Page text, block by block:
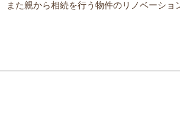
また親から相続を行う物件のリノベーショ